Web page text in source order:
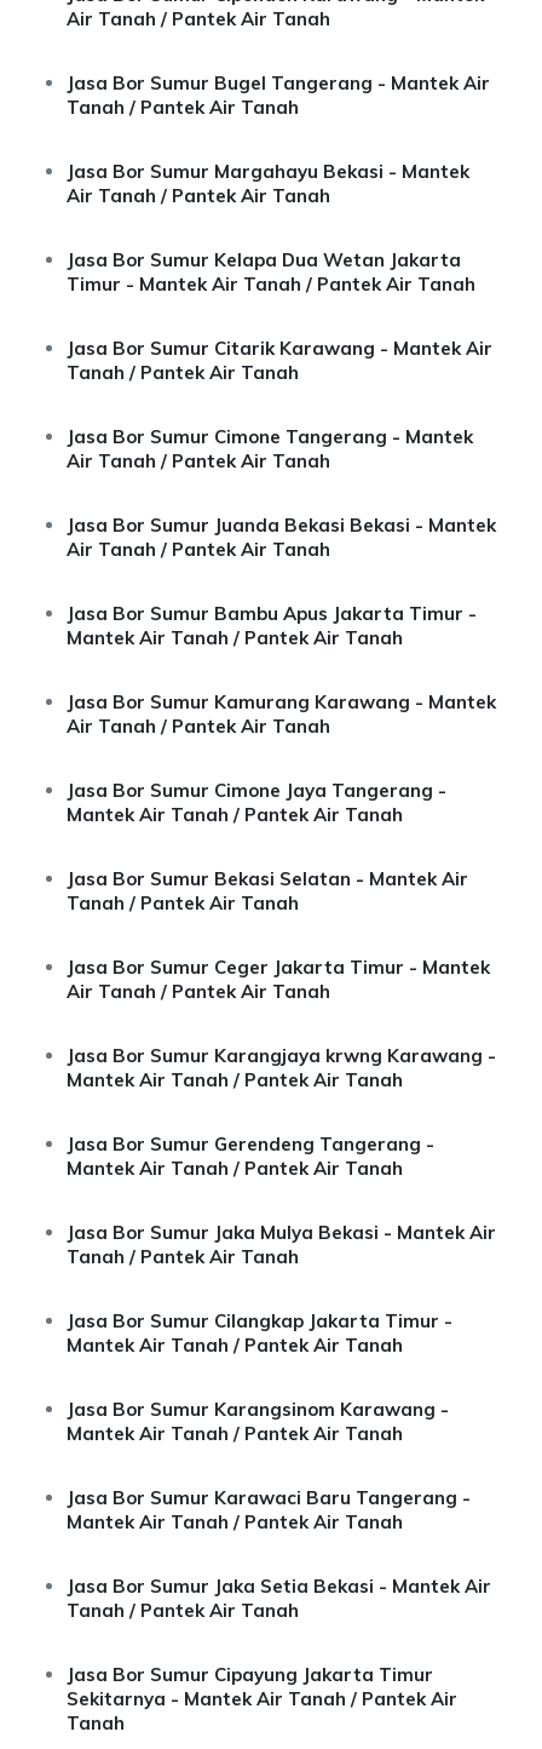
Air Tanah / Pantek Air Tanah
Jasa Bor Sumur Bugel Tangerang - Mantek Air
Tanah / Pantek Air Tanah
Jasa Bor Sumur Margahayu Bekasi - Mantek
Air Tanah / Pantek Air Tanah
Jasa Bor Sumur Kelapa Dua Wetan Jakarta
Timur - Mantek Air Tanah / Pantek Air Tanah
Jasa Bor Sumur Citarik Karawang - Mantek Air
Tanah / Pantek Air Tanah
Jasa Bor Sumur Cimone Tangerang - Mantek
Air Tanah / Pantek Air Tanah
Jasa Bor Sumur Juanda Bekasi Bekasi - Mantek
Air Tanah / Pantek Air Tanah
Jasa Bor Sumur Bambu Apus Jakarta Timur -
Mantek Air Tanah / Pantek Air Tanah
Jasa Bor Sumur Kamurang Karawang - Mantek
Air Tanah / Pantek Air Tanah
Jasa Bor Sumur Cimone Jaya Tangerang -
Mantek Air Tanah / Pantek Air Tanah
Jasa Bor Sumur Bekasi Selatan - Mantek Air
Tanah / Pantek Air Tanah
Jasa Bor Sumur Ceger Jakarta Timur - Mantek
Air Tanah / Pantek Air Tanah
Jasa Bor Sumur Karangjaya krwng Karawang -
Mantek Air Tanah / Pantek Air Tanah
Jasa Bor Sumur Gerendeng Tangerang -
Mantek Air Tanah / Pantek Air Tanah
Jasa Bor Sumur Jaka Mulya Bekasi - Mantek Air
Tanah / Pantek Air Tanah
Jasa Bor Sumur Cilangkap Jakarta Timur -
Mantek Air Tanah / Pantek Air Tanah
Jasa Bor Sumur Karangsinom Karawang -
Mantek Air Tanah / Pantek Air Tanah
Jasa Bor Sumur Karawaci Baru Tangerang -
Mantek Air Tanah / Pantek Air Tanah
Jasa Bor Sumur Jaka Setia Bekasi - Mantek Air
Tanah / Pantek Air Tanah
Jasa Bor Sumur Cipayung Jakarta Timur
Sekitarnya - Mantek Air Tanah / Pantek Air
Tanah